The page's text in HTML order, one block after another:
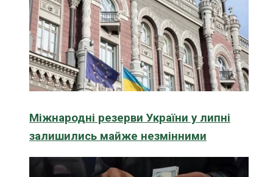
Міжнародні резерви України у липні
залишились майже незмінними